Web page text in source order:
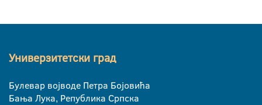
Универзитетски град
Булевар војводе Петра Бојовића
Бања Лука, Република Српска